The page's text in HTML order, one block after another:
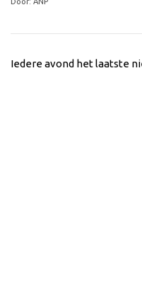
Iedere avond het laatste